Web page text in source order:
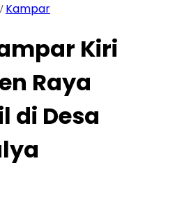
/ Kampar
Kiri
Raya
di Desa